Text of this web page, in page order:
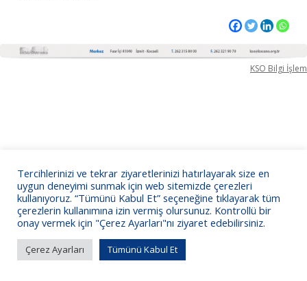
KSO Bilgi İşlem
Tercihlerinizi ve tekrar ziyaretlerinizi hatırlayarak size en
uygun deneyimi sunmak için web sitemizde çerezleri
kullanıyoruz. “Tümünü Kabul Et” seçeneğine tıklayarak tüm
çerezlerin kullanımına izin vermiş olursunuz. Kontrollü bir
onay vermek için "Çerez Ayarları"nı ziyaret edebilirsiniz.
Çerez Ayarları Tümünü Kabul Et